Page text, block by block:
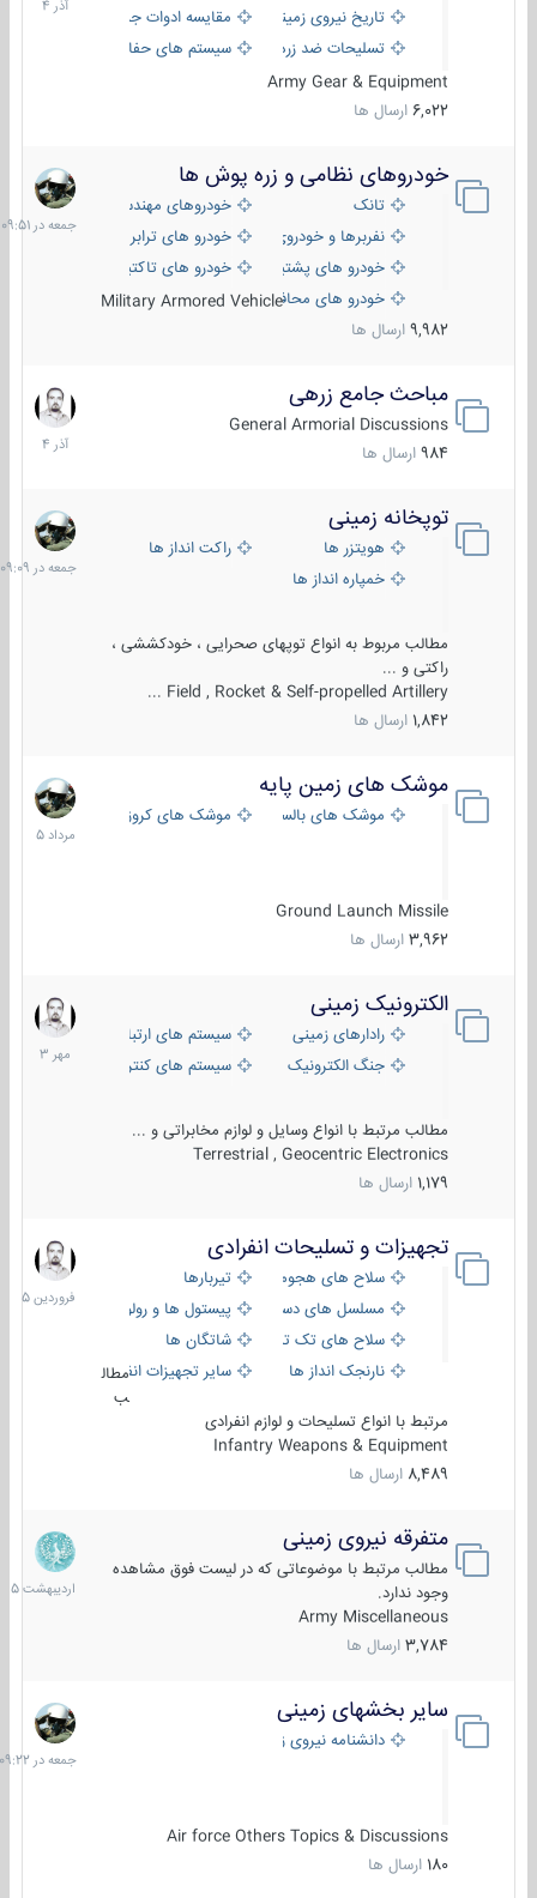
تاریخ نیروی زمینی
مقایسه ادوات جنگی
تسلیحات ضد زره
سیستم های حفاظت فعال
Army Gear & Equipment
6,022 ارسال ها
خودروهای نظامی و زره پوش ها
تانک
خودروهای مهندسی
نفربرها و خودروی های رزمی پیاده نظام
خودرو های ترابری نظامی
خودرو های پشتیبانی آتش ، شناسایی و ضد تانک
خودرو های تاکتیکی نظامی
خودرو های محافظت شدهMilitary Armored Vehicle
9,982 ارسال ها
جمعه
در
09:51
مباحث جامع زرهی
General Armorial Discussions
984 ارسال ها
7
آذر
توپخانه زمینی
هویتزر ها
راکت انداز ها
خمپاره انداز ها
مطالب مربوط به انواع توپهای صحرایی ، خودکششی ،
راکتی و ...
Field , Rocket & Self-propelled Artillery ...
1,842 ارسال ها
جمعه
در
09:09
موشک های زمین پایه
موشک های بالستیک موشک های کروز
Ground Launch Missile
3,962 ارسال ها
2
مرداد
الکترونیک زمینی
رادارهای زمینی
سیستم های ارتباطی و جمع آوری
جنگ الکترونیک
سیستم های کنترل آتش و تجهیزات
مطالب مرتبط با انواع وسایل و لوازم مخابراتی و ...
Terrestrial , Geocentric Electronics
1,179 ارسال ها
1
مهر
تجهیزات و تسلیحات انفرادی
سلاح های هجومی
تیربارها
مسلسل های دستی
پیستول ها و رولورها
سلاح های تک تیر اندازیشاتگان ها
نارنجک انداز ها
سایر تجهیزات انفرادی
مطال
ب
مرتبط با انواع تسلیحات و لوازم انفرادی
Infantry Weapons & Equipment
8,489 ارسال ها
17
1405
متفرقه نیروی زمینی
مطالب مرتبط با موضوعاتی که در لیست فوق مشاهده
وجود ندارد.
Army Miscellaneous
3,784 ارسال ها
27
1405
سایر بخشهای زمینی
دانشنامه نیروی زمینی
Air force Others Topics & Discussions
180 ارسال ها
جمعه
در
09:22